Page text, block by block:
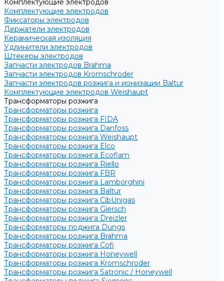
Комплектующие электродов
Комплектующие электродов
Фиксаторы электродов
Держатели электродов
Керамическая изоляция
Удлинители электродов
Штекеры электродов
Запчасти электродов Brahma
Запчасти электродов Kromschroder
Запчасти электродов розжига и ионизации Baltur
Комплектующие электродов Weishaupt
Трансформаторы розжига
Трансформаторы розжига
Трансформаторы розжига FIDA
Трансформаторы розжига Danfoss
Трансформаторы розжига Weishaupt
Трансформаторы розжига Elco
Трансформаторы розжига Ecoflam
Трансформаторы розжига Riello
Трансформаторы розжига FBR
Трансформаторы розжига Lamborghini
Трансформаторы розжига Baltur
Трансформаторы розжига CibUnigas
Трансформаторы розжига Giersch
Трансформаторы розжига Dreizler
Трансформаторы поджига Dungs
Трансформаторы розжига Brahma
Трансформаторы розжига Cofi
Трансформаторы розжига Honeywell
Трансформаторы розжига Kromschroder
Трансформаторы розжига Satronic / Honeywell